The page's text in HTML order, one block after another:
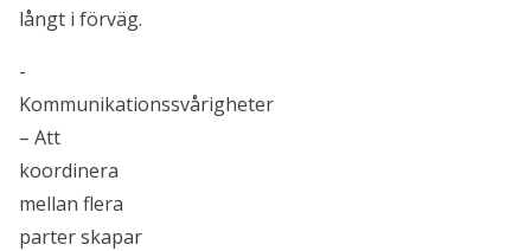
långt i förväg.
-
Kommunikationssvårigheter
– Att
koordinera
mellan flera
parter skapar